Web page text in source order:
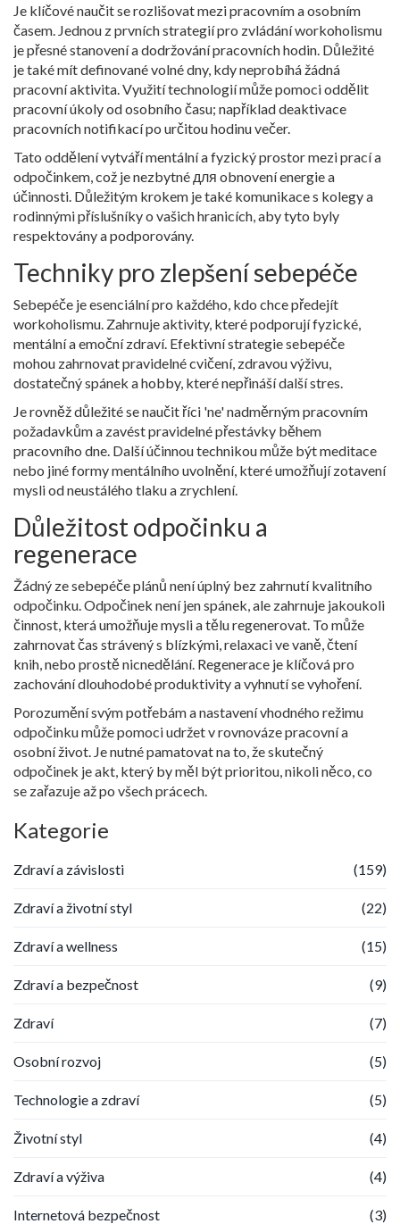
Je klíčové naučit se rozlišovat mezi pracovním a osobním
časem. Jednou z prvních strategií pro zvládání workoholismu
je přesné stanovení a dodržování pracovních hodin. Důležité
je také mít definované volné dny, kdy neprobíhá žádná
pracovní aktivita. Využití technologií může pomoci oddělit
pracovní úkoly od osobního času; například deaktivace
pracovních notifikací po určitou hodinu večer.
Tato oddělení vytváří mentální a fyzický prostor mezi prací a
odpočinkem, což je nezbytné для obnovení energie a
účinnosti. Důležitým krokem je také komunikace s kolegy a
rodinnými příslušníky o vašich hranicích, aby tyto byly
respektovány a podporovány.
Techniky pro zlepšení sebepéče
Sebepéče je esenciální pro každého, kdo chce předejít
workoholismu. Zahrnuje aktivity, které podporují fyzické,
mentální a emoční zdraví. Efektivní strategie sebepéče
mohou zahrnovat pravidelné cvičení, zdravou výživu,
dostatečný spánek a hobby, které nepřináší další stres.
Je rovněž důležité se naučit říci 'ne' nadměrným pracovním
požadavkům a zavést pravidelné přestávky během
pracovního dne. Další účinnou technikou může být meditace
nebo jiné formy mentálního uvolnění, které umožňují zotavení
mysli od neustálého tlaku a zrychlení.
Důležitost odpočinku a
regenerace
Žádný ze sebepéče plánů není úplný bez zahrnutí kvalitního
odpočinku. Odpočinek není jen spánek, ale zahrnuje jakoukoli
činnost, která umožňuje mysli a tělu regenerovat. To může
zahrnovat čas strávený s blízkými, relaxaci ve vaně, čtení
knih, nebo prostě nicnedělání. Regenerace je klíčová pro
zachování dlouhodobé produktivity a vyhnutí se vyhoření.
Porozumění svým potřebám a nastavení vhodného režimu
odpočinku může pomoci udržet v rovnováze pracovní a
osobní život. Je nutné pamatovat na to, že skutečný
odpočinek je akt, který by měl být prioritou, nikoli něco, co
se zařazuje až po všech prácech.
Kategorie
Zdraví a závislosti (159)
Zdraví a životní styl (22)
Zdraví a wellness (15)
Zdraví a bezpečnost (9)
Zdraví (7)
Osobní rozvoj (5)
Technologie a zdraví (5)
Životní styl (4)
Zdraví a výživa (4)
Internetová bezpečnost (3)